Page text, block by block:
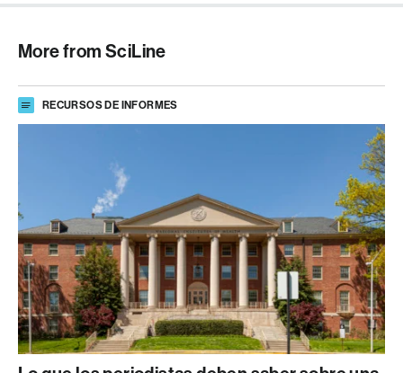
More from SciLine
RECURSOS DE INFORMES